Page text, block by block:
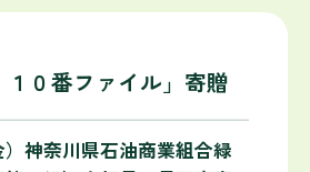
１０番ファイル」寄贈
）神奈川県石油商業組合緑